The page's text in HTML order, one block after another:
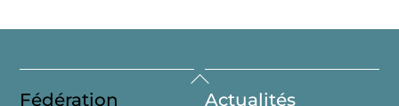
Back
To
Fédération Actualités